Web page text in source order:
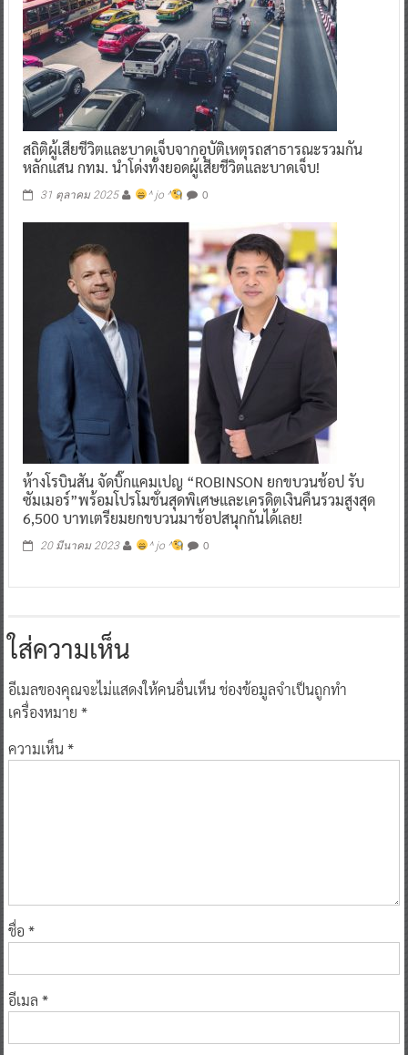
สถิติผู้เสียชีวิตและบาดเจ็บจากอุบัติเหตุรถสาธารณะรวมกัน
หลักแสน กทม. นำโด่งทั้งยอดผู้เสียชีวิตและบาดเจ็บ!
31 ตุลาคม 2025 ^ jo ^ 0
ห้างโรบินสัน จัดบิ๊กแคมเปญ “ROBINSON ยกขบวนช้อป รับ
ซัมเมอร์”พร้อมโปรโมชั่นสุดพิเศษและเครดิตเงินคืนรวมสูงสุด
6,500 บาทเตรียมยกขบวนมาช้อปสนุกกันได้เลย!
20 มีนาคม 2023 ^ jo ^ 0
ใส่ความเห็น
อีเมลของคุณจะไม่แสดงให้คนอื่นเห็นช่องข้อมูลจำเป็นถูกทำ
เครื่องหมาย *
ความเห็น*
ชื่อ *
อีเมล *